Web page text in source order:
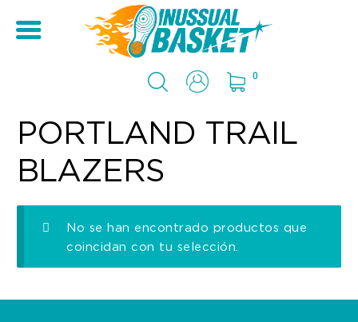
0
PORTLAND TRAIL
BLAZERS
No se han encontrado productos que
coincidan con tu selección.